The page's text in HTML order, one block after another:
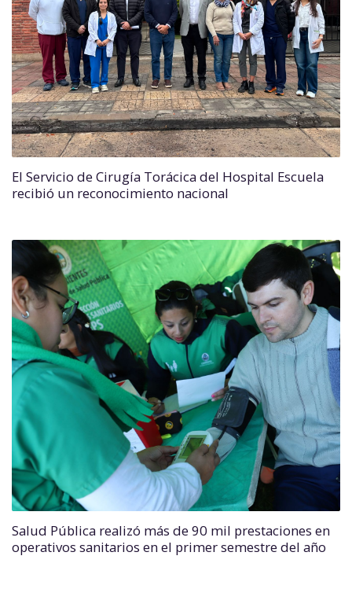
El Servicio de Cirugía Torácica del Hospital Escuela
recibió un reconocimiento nacional
Salud Pública realizó más de 90 mil prestaciones en
operativos sanitarios en el primer semestre del año